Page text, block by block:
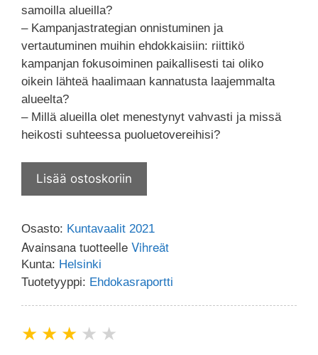
samoilla alueilla?
– Kampanjastrategian onnistuminen ja
vertautuminen muihin ehdokkaisiin: riittikö
kampanjan fokusoiminen paikallisesti tai oliko
oikein lähteä haalimaan kannatusta laajemmalta
alueelta?
– Millä alueilla olet menestynyt vahvasti ja missä
heikosti suhteessa puoluetovereihisi?
Lisää ostoskoriin
Osasto: Kuntavaalit 2021
Avainsana tuotteelle Vihreät
Kunta: Helsinki
Tuotetyyppi: Ehdokasraportti
★ ★ ★ ★ ★